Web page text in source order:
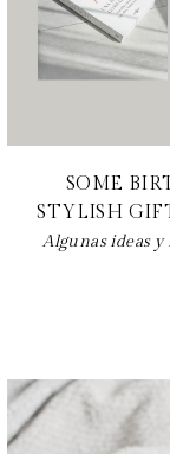
SOME
STYLISH
Algunas ideas y